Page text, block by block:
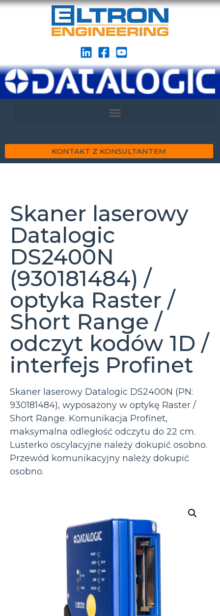
KONTAKT Z KONSULTANTEM
Skaner laserowy
Datalogic
DS2400N
(930181484) /
optyka Raster /
Short Range /
odczyt kodów 1D /
interfejs Profinet
Skaner laserowy Datalogic DS2400N (PN:
930181484), wyposażony w optykę Raster /
Short Range. Komunikacja Profinet,
maksymalna odległość odczytu do 22 cm.
Lusterko oscylacyjne należy dokupić osobno.
Przewód komunikacyjny należy dokupić
osobno.